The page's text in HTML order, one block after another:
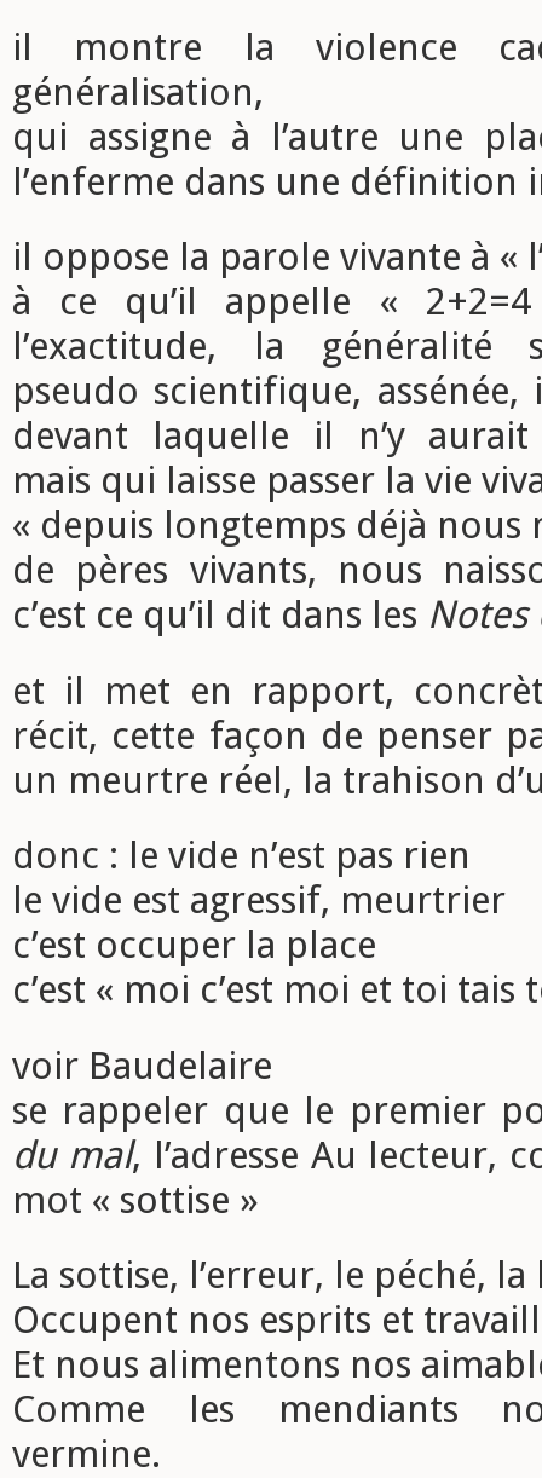
il montre la violence
généralisation,
qui assigne à l’autre une
l’enferme dans une définition
il oppose la parole vivante à «
à ce qu’il appelle « 2+2=4
l’exactitude, la généralité
pseudo scientifique,
devant laquelle il n’y aurait
mais qui laisse passer la vie
« depuis longtemps déjà nous
de pères vivants, nous
c’est ce qu’il dit dans les Notes
et il met en rapport,
récit, cette façon de penser
un meurtre réel, la trahison
donc : le vide n’est pas rien
le vide est agressif, meurtrier
c’est occuper la place
c’est « moi c’est moi et toi tais
voir Baudelaire
se rappeler que le premier
du mal, l’adresse Au lecteur,
mot « sottise »
La sottise, l’erreur, le péché, la
Occupent nos esprits et
Et nous alimentons nos
Comme les mendiants
vermine.